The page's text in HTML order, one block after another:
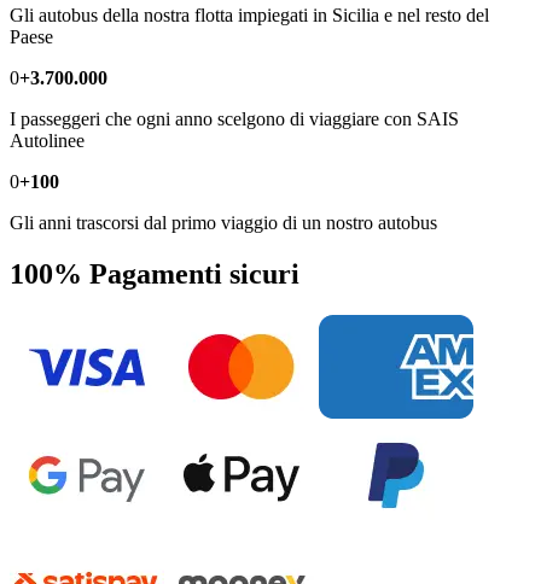
Gli autobus della nostra flotta impiegati in Sicilia e nel resto del
Paese
0+3.700.000
I passeggeri che ogni anno scelgono di viaggiare con SAIS
Autolinee
0+100
Gli anni trascorsi dal primo viaggio di un nostro autobus
100% Pagamenti sicuri